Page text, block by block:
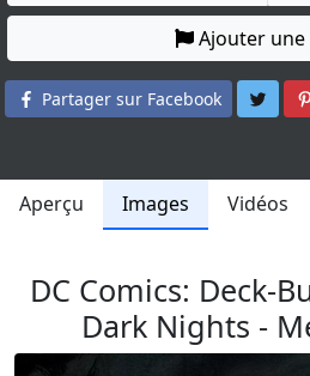
Ajouter
Partager sur Facebook
Aperçu Images Vidéos
DC Comics: Deck-
Dark Nights -